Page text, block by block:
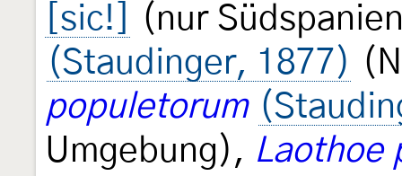
[sic!]
(nur
(Staudinger, 1877)
populetorum
Umgebung), Laothoe